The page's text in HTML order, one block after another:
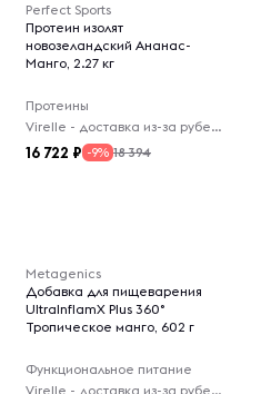
Perfect Sports
Протеин изолят
новозеландский Ананас-
Манго, 2.27 кг
Протеины
Virelle - доставка из-за рубежа
16 722 -9% 18 394
Metagenics
Добавка для пищеварения
UltralnflamX Plus 360°
Тропическое манго, 602 г
Функциональное питание
Virelle - доставка из-за рубежа